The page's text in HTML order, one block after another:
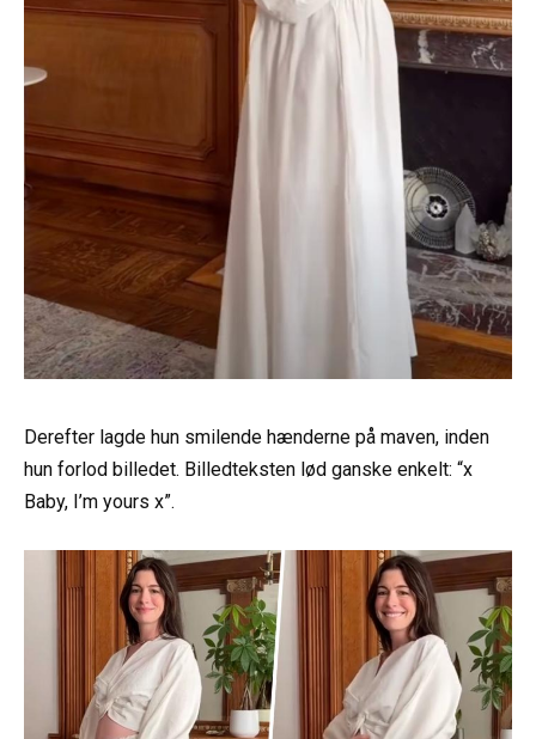
Derefter lagde hun smilende hænderne på maven, inden
hun forlod billedet. Billedteksten lød ganske enkelt: “x
Baby, I’m yours x”.